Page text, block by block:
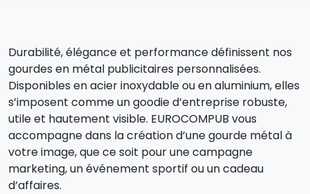
Durabilité, élégance et performance définissent nos
gourdes en métal publicitaires personnalisées.
Disponibles en acier inoxydable ou en aluminium, elles
s’imposent comme un goodie d’entreprise robuste,
utile et hautement visible. EUROCOMPUB vous
accompagne dans la création d’une gourde métal à
votre image, que ce soit pour une campagne
marketing, un événement sportif ou un cadeau
d’affaires.